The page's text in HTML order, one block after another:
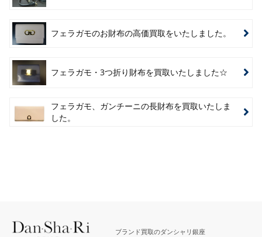
フェラガモのお財布の高価買取をいたしました。
フェラガモ・3つ折り財布を買取いたしました☆
フェラガモ、ガンチーニの長財布を買取いたしま
した。
ブランド買取のダンシャリ銀座